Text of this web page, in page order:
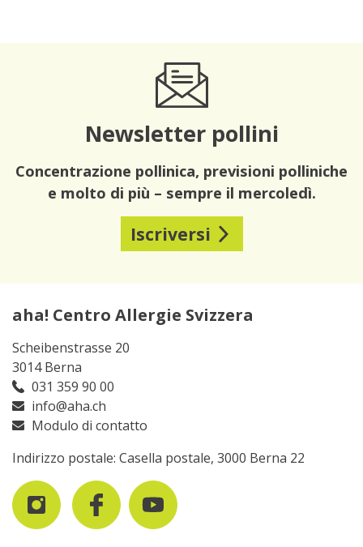
Newsletter pollini
Concentrazione pollinica, previsioni polliniche
e molto di più – sempre il mercoledì.
Iscriversi
aha! Centro Allergie Svizzera
Scheibenstrasse 20
3014 Berna
031 359 90 00
info@aha.ch
Modulo di contatto
Indirizzo postale: Casella postale, 3000 Berna 22